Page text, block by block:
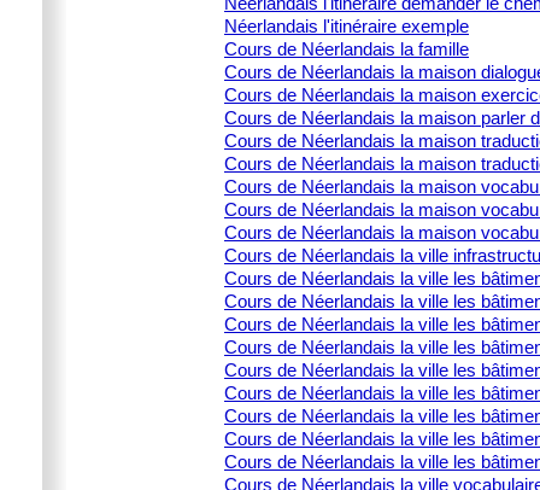
Néerlandais l'itinéraire exemple
Cours de Néerlandais la famille
Cours de Néerlandais la maison
Cours de Néerlandais la maison
Cours de Néerlandais la maison parler
Cours de Néerlandais la maison
Cours de Néerlandais la maison
Cours de Néerlandais la maison
Cours de Néerlandais la maison
Cours de Néerlandais la maison
Cours de Néerlandais la ville
Cours de Néerlandais la ville les
Cours de Néerlandais la ville les
Cours de Néerlandais la ville les
Cours de Néerlandais la ville les
Cours de Néerlandais la ville les
Cours de Néerlandais la ville les
Cours de Néerlandais la ville les
Cours de Néerlandais la ville les
Cours de Néerlandais la ville les
Cours de Néerlandais la ville